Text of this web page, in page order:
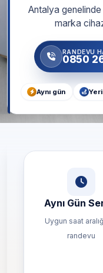
Antalya
marka
RANDEVU
0850
Aynı gün
Aynı Gün
Uygun saat
randevu